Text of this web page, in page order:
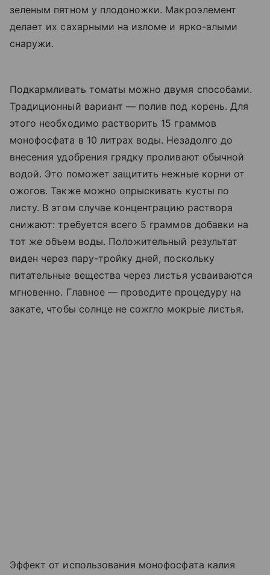
зеленым пятном у плодоножки. Макроэлемент
делает их сахарными на изломе и ярко-алыми
снаружи.
Подкармливать томаты можно двумя способами.
Традиционный вариант — полив под корень. Для
этого необходимо растворить 15 граммов
монофосфата в 10 литрах воды. Незадолго до
внесения удобрения грядку проливают обычной
водой. Это поможет защитить нежные корни от
ожогов. Также можно опрыскивать кусты по
листу. В этом случае концентрацию раствора
снижают: требуется всего 5 граммов добавки на
тот же объем воды. Положительный результат
виден через пару-тройку дней, поскольку
питательные вещества через листья усваиваются
мгновенно. Главное — проводите процедуру на
закате, чтобы солнце не сожгло мокрые листья.
Эффект от использования монофосфата калия